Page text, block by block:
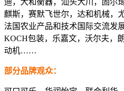
麒斯，赛默飞世尔，达和机械，
法国农业产品和技术国际交流发
KOCH包装，乐嘉文，沃尔夫，
动机……
部分品牌观众：